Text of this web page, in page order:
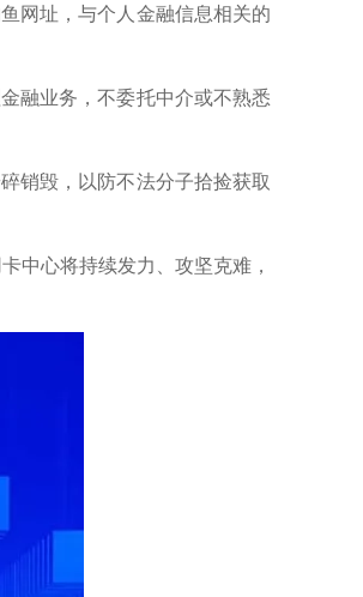
网址，与个人金融信息相关的
融业务，不委托中介或不熟悉
销毁，以防不法分子拾捡获取
中心将持续发力、攻坚克难，